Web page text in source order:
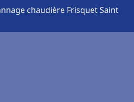
chaudière Frisquet Saint